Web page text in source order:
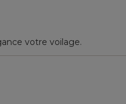
votre voilage.